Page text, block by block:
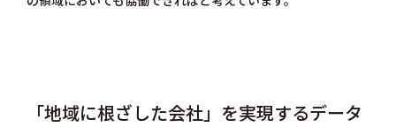
「地域に根ざした会社」を実現するデータ